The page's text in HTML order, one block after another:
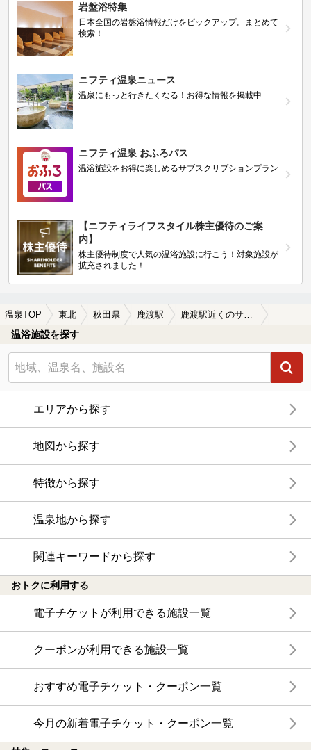
岩盤浴特集
日本全国の岩盤浴情報だけをピックアップ。まとめて
検索！
ニフティ温泉ニュース
温泉にもっと行きたくなる！お得な情報を掲載中
ニフティ温泉 おふろパス
温浴施設をお得に楽しめるサブスクリプションプラン
【ニフティライフスタイル株主優待のご案
内】
株主優待制度で人気の温浴施設に行こう！対象施設が
拡充されました！
温泉TOP 東北 秋田県 鹿渡駅
温浴施設を探す
エリアから探す
地図から探す
特徴から探す
温泉地から探す
関連キーワードから探す
おトクに利用する
電子チケットが利用できる施設一覧
クーポンが利用できる施設一覧
おすすめ電子チケット・クーポン一覧
今月の新着電子チケット・クーポン一覧